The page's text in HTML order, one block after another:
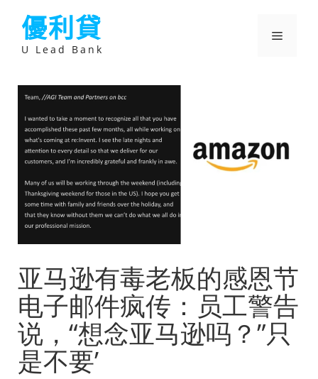
優利貸
U Lead Bank
選
亚马逊有毒老板的感恩节
电子邮件疯传：员工警告
说，“想念亚马逊吗？”只
是不要’